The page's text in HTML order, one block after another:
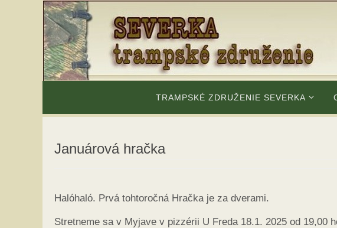
TRAMPSKÉ ZDRUŽENIE SEVERKA
Januárová hračka
Halóhaló. Prvá tohtoročná Hračka je za dverami.
Stretneme sa v Myjave v pizzérii U Freda 18.1. 2025 od 19,00